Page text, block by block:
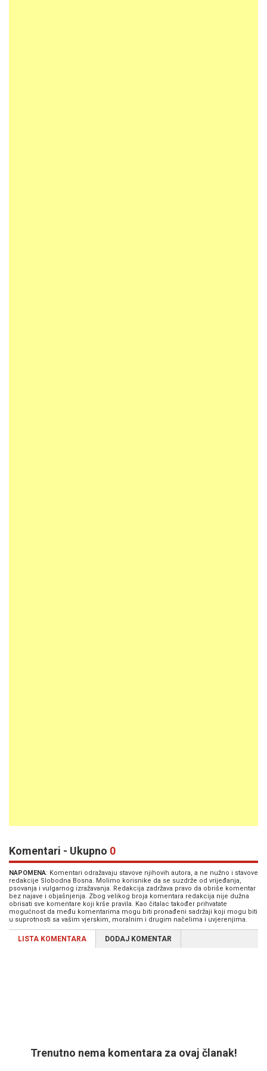
Komentari - Ukupno 0
NAPOMENA: Komentari odražavaju stavove njihovih autora, a ne nužno i stavove
redakcije Slobodna Bosna. Molimo korisnike da se suzdrže od vrijeđanja,
psovanja i vulgarnog izražavanja. Redakcija zadržava pravo da obriše komentar
bez najave i objašnjenja. Zbog velikog broja komentara redakcija nije dužna
obrisati sve komentare koji krše pravila. Kao čitalac također prihvatate
mogućnost da među komentarima mogu biti pronađeni sadržaji koji mogu biti
u suprotnosti sa vašim vjerskim, moralnim i drugim načelima i uvjerenjima.
LISTA KOMENTARA DODAJ KOMENTAR
Trenutno nema komentara za ovaj članak!